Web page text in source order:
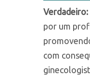
Verdadeiro:
por um
com